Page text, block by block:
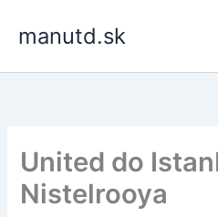
manutd.sk
United do
Nistelrooya